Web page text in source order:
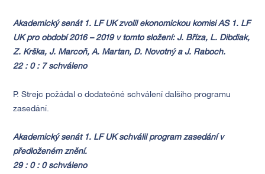
Akademický senát 1. LF UK zvolil ekonomickou komisi AS 1. LF
UK pro období 2016 – 2019 v tomto složení: J. Bříza, L. Dibdiak,
Z. Krška, J. Marcoň, A. Martan, D. Novotný a J. Raboch.
22 : 0 : 7 schváleno
P. Strejc požádal o dodatečné schválení dalšího programu
zasedání.
Akademický senát 1. LF UK schválil program zasedání v
předloženém znění.
29 : 0 : 0 schváleno